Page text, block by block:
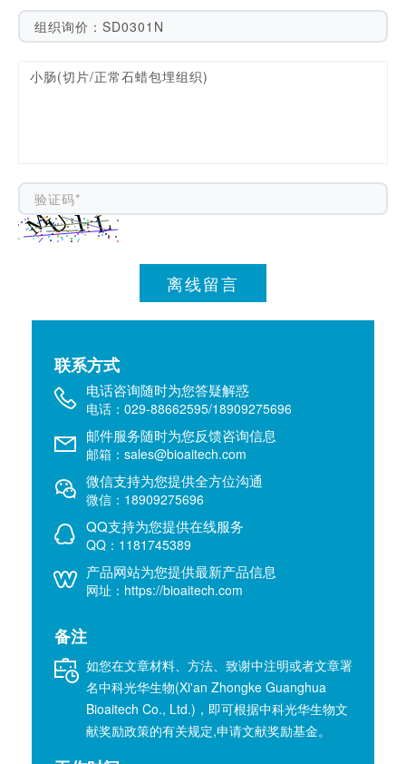
离线留言
联系方式
电话咨询随时为您答疑解惑
电话：029-88662595/18909275696
邮件服务随时为您反馈咨询信息
邮箱：sales@bioaitech.com
微信支持为您提供全方位沟通
微信：18909275696
QQ支持为您提供在线服务
QQ：1181745389
产品网站为您提供最新产品信息
网址：https://bioaitech.com
备注
如您在文章材料、方法、致谢中注明或者文章署
名中科光华生物(Xi'an Zhongke Guanghua
Bioaitech Co., Ltd.)，即可根据中科光华生物文
献奖励政策的有关规定,申请文献奖励基金。